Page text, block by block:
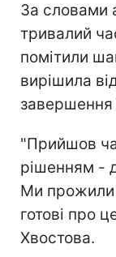
За словами
тривалий
помітили
вирішила
завершення
"Прийшов
рішенням -
Ми прожили
готові про
Хвостова.